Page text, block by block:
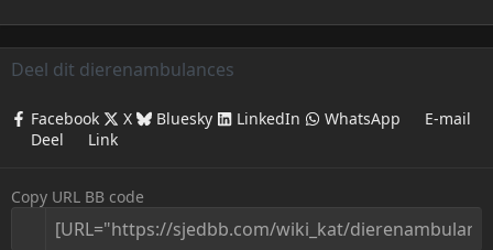
Deel dit dierenambulances
Facebook X Bluesky LinkedIn WhatsApp
E-mail
Deel
Link
Copy URL BB code